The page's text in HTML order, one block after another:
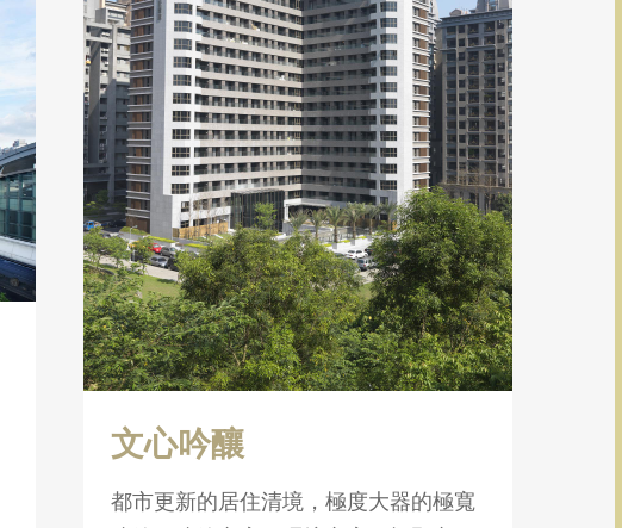
文心吟釀
都市更新的居住清境，極度大器的極寬